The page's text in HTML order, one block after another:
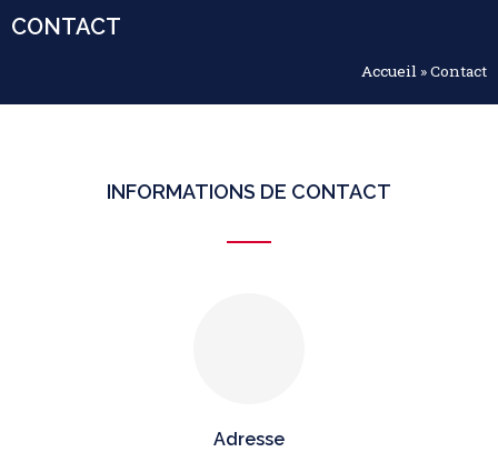
CONTACT
Accueil »Contact
INFORMATIONS DE CONTACT
Adresse